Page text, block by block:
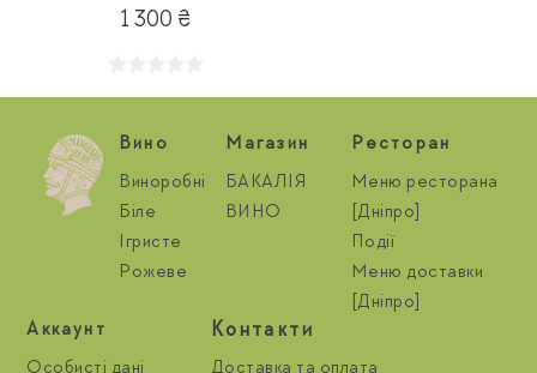
1 300 ₴
Вино
Виноробні
Біле
Ігристе
Рожеве
Магазин
БАКАЛІЯ
ВИНО
Ресторан
Меню ресторана
[Дніпро]
Події
Меню доставки
[Дніпро]
Aккаунт
Особисті дані
Контакти
Доставка та оплата